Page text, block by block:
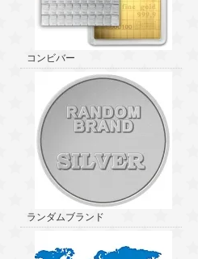
コンビバー
ランダムブランド